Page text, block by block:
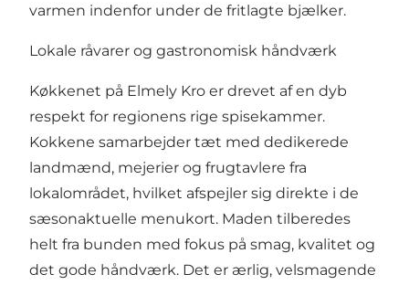
varmen indenfor under de fritlagte bjælker.
Lokale råvarer og gastronomisk håndværk
Køkkenet på Elmely Kro er drevet af en dyb
respekt for regionens rige spisekammer.
Kokkene samarbejder tæt med dedikerede
landmænd, mejerier og frugtavlere fra
lokalområdet, hvilket afspejler sig direkte i de
sæsonaktuelle menukort. Maden tilberedes
helt fra bunden med fokus på smag, kvalitet og
det gode håndværk. Det er ærlig, velsmagende